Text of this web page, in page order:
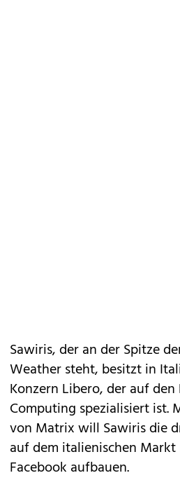
Sawiris, der an der Spitze
Weather steht, besitzt in
Konzern Libero, der auf den
Computing spezialisiert ist.
von Matrix will Sawiris die
auf dem italienischen
Facebook aufbauen.